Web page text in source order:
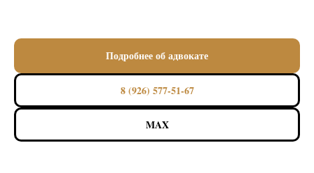
Подробнее об адвокате
8 (926) 577-51-67
MAX